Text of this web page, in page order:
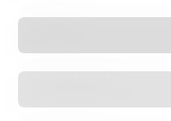
Riemen
Portemonnees